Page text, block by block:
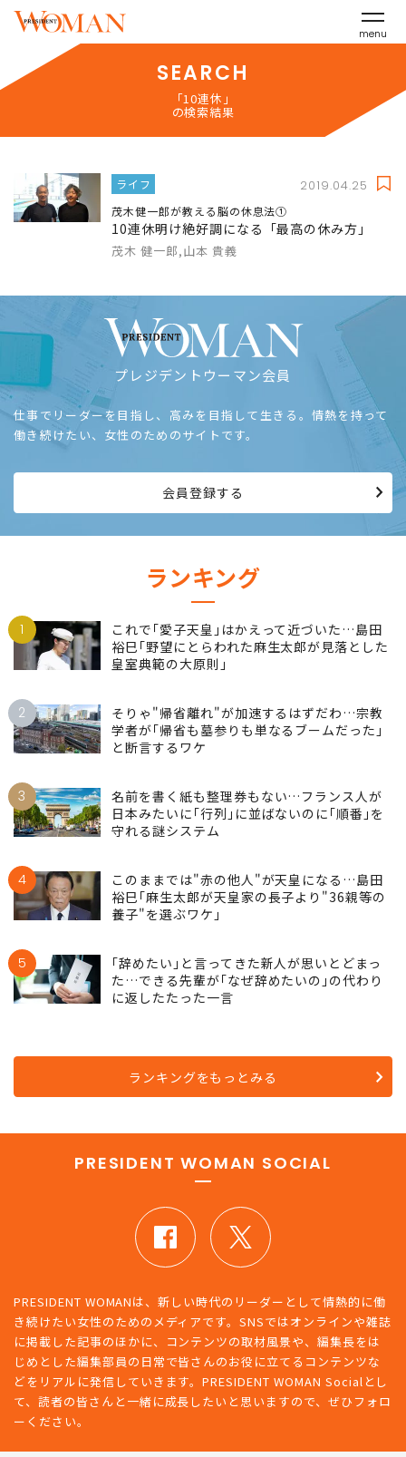
menu
SEARCH
「10連休」
の検索結果
ライフ 2019.04.25
茂木健一郎が教える脳の休息法①
10連休明け絶好調になる「最高の休み方」
茂木 健一郎,山本 貴義
プレジデントウーマン会員
仕事でリーダーを目指し、高みを目指して生きる。情熱を持って
働き続けたい、女性のためのサイトです。
会員登録する
ランキング
1
これで｢愛子天皇｣はかえって近づいた…島田
裕巳｢野望にとらわれた麻生太郎が見落とした
皇室典範の大原則｣
2
そりゃ"帰省離れ"が加速するはずだわ…宗教
学者が｢帰省も墓参りも単なるブームだった｣
と断言するワケ
3
名前を書く紙も整理券もない…フランス人が
日本みたいに｢行列｣に並ばないのに｢順番｣を
守れる謎システム
4
このままでは"赤の他人"が天皇になる…島田
裕巳｢麻生太郎が天皇家の長子より"36親等の
養子"を選ぶワケ｣
5
｢辞めたい｣と言ってきた新人が思いとどまっ
た…できる先輩が｢なぜ辞めたいの｣の代わり
に返したたった一言
ランキングをもっとみる
PRESIDENT WOMAN SOCIAL
PRESIDENT WOMANは、新しい時代のリーダーとして情熱的に働
き続けたい女性のためのメディアです。SNSではオンラインや雑誌
に掲載した記事のほかに、コンテンツの取材風景や、編集長をは
じめとした編集部員の日常で皆さんのお役に立てるコンテンツな
どをリアルに発信していきます。PRESIDENT WOMAN Socialとし
て、読者の皆さんと一緒に成長したいと思いますので、ぜひフォロ
ーください。